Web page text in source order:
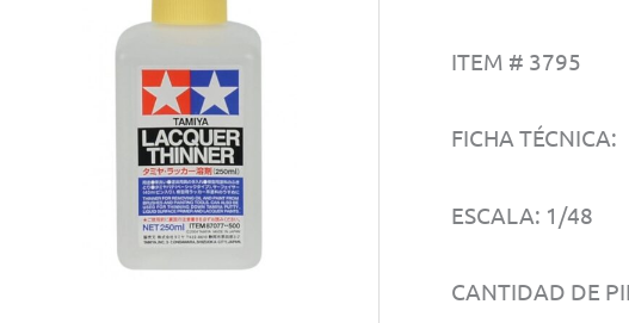
ITEM # 3795
FICHA TÉCNICA:
ESCALA: 1/48
CANTIDAD DE